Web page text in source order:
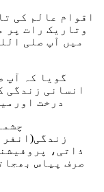
اقوام عالم کی
وتاریک رات پر
میں آپ صلی
گویا کہ آپ
انسانی زندگی
درخت
ذاتی،
صرف پیاس